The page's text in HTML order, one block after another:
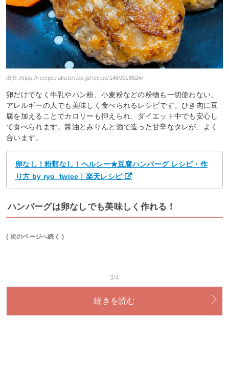
出典:https://recipe.rakuten.co.jp/recipe/1480018524/
卵だけでなく牛乳やパン粉、小麦粉などの粉物も一切使わない、
アレルギーの人でも美味しく食べられるレシピです。ひき肉に豆
腐を加えることでカロリーも抑えられ、ダイエット中でも安心し
て食べられます。醤油とみりんと酒で造った甘辛なタレが、よく
合います。
卵なし！粉類なし！ヘルシー★豆腐ハンバーグ レシピ・作
り方 by ryo_twice｜楽天レシピ
ハンバーグは卵なしでも美味しく作れる！
( 次のページへ続く )
3/4
続きを読む